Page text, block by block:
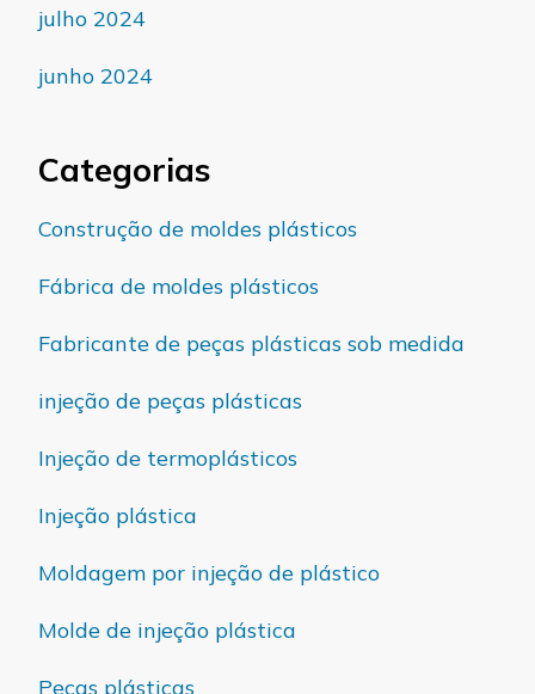
julho 2024
junho 2024
Categorias
Construção de moldes plásticos
Fábrica de moldes plásticos
Fabricante de peças plásticas sob medida
injeção de peças plásticas
Injeção de termoplásticos
Injeção plástica
Moldagem por injeção de plástico
Molde de injeção plástica
Peças plásticas